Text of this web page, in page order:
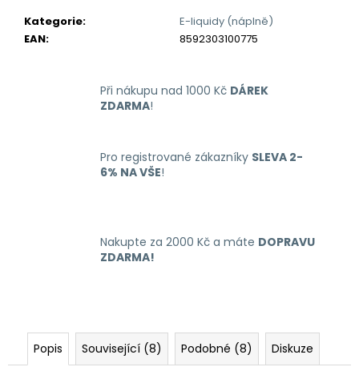
Kategorie:
E-liquidy (náplně)
EAN: 8592303100775
Při nákupu nad 1000 Kč DÁREK
ZDARMA!
Pro registrované zákazníky SLEVA 2-
6% NA VŠE!
Nakupte za 2000 Kč a máte DOPRAVU
ZDARMA!
Popis Související (8) Podobné (8) Diskuze
LIO
NANO
PRO